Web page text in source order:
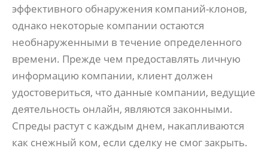
эффективного обнаружения компаний-клонов,
однако некоторые компании остаются
необнаруженными в течение определенного
времени. Прежде чем предоставлять личную
информацию компании, клиент должен
удостовериться, что данные компании, ведущие
деятельность онлайн, являются законными.
Спреды растут с каждым днем, накапливаются
как снежный ком, если сделку не смог закрыть.